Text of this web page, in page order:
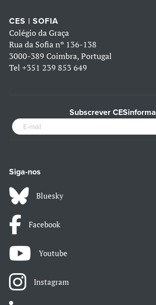
CES | SOFIA
Colégio da Graça
Rua da Sofia nº 136-138
3000-389 Coimbra, Portugal
Tel +351 239 853 649
Subscrever CESinforma
Siga-nos
Bluesky
Facebook
Youtube
Instagram